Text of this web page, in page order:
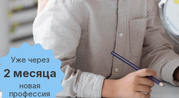
2 месяца
Уже через
новая
профессия